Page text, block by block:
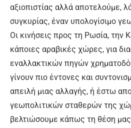
αξιοπιστίας αλλά αποτελούμε,
συγκυρίας, έναν υπολογίσιμο
Οι κινήσεις προς τη Ρωσία, την
κάποιες αραβικές χώρες, για
εναλλακτικών πηγών
γίνουν πιο έντονες και
απειλή μιας αλλαγής, ή έστω
γεωπολιτικών σταθερών της
βελτιώσουμε κάπως τη θέση